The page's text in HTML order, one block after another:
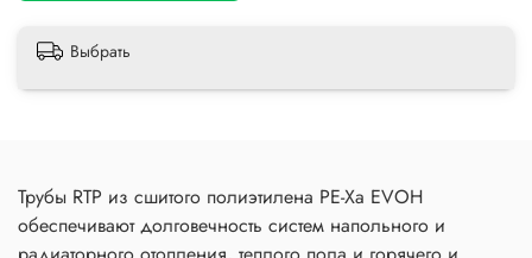
Выбрать
Трубы RTP из сшитого полиэтилена PE-Xa EVOH
обеспечивают долговечность систем напольного и